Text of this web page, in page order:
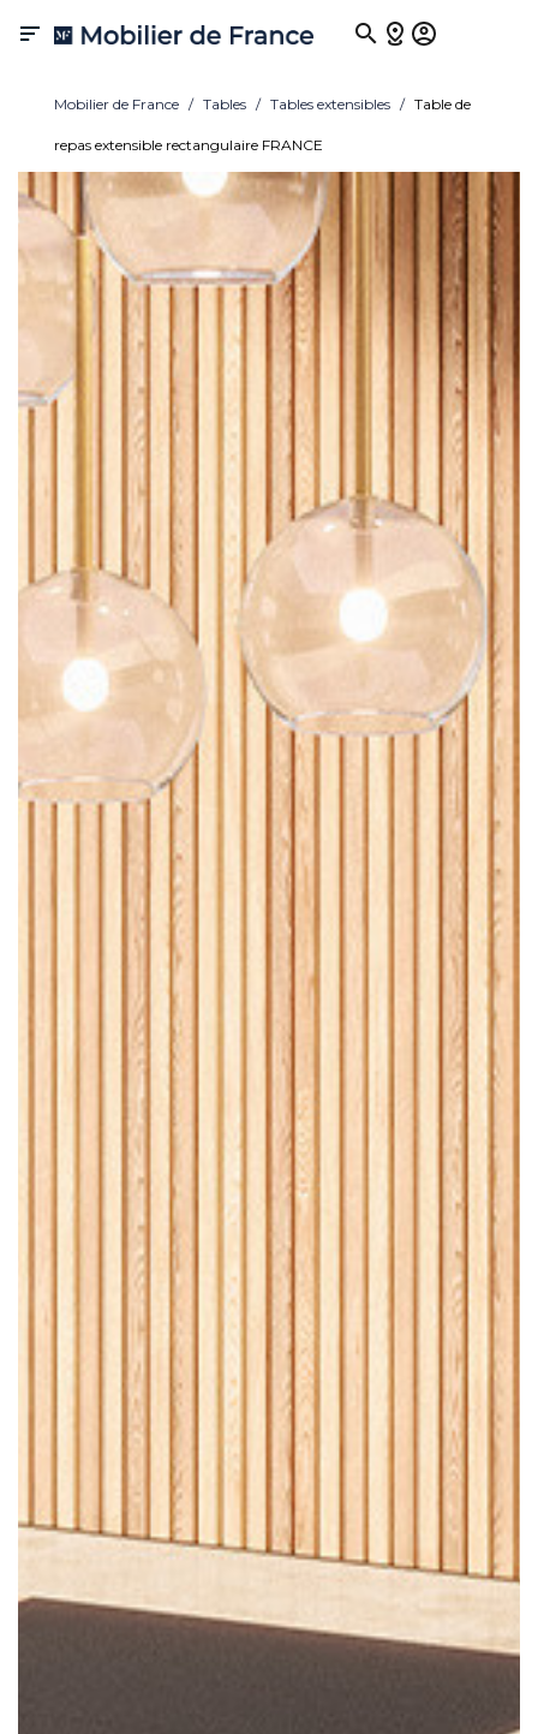

Mobilier de France Tables Tables extensibles Table de
repas extensible rectangulaire FRANCE